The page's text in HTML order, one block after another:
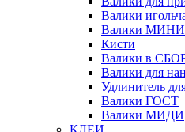
Валики
Валики МИНИ
Кисти
Валики в
Валики для
Удлинитель
Валики ГОСТ
Валики МИДИ
КЛЕИ